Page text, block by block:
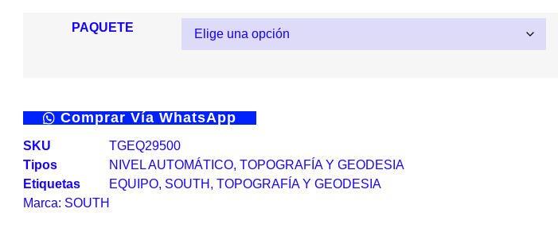
PAQUETE
Comprar Vía WhatsApp
SKU
TGEQ29500
Tipos
NIVEL AUTOMÁTICO, TOPOGRAFÍA Y GEODESIA
Etiquetas
EQUIPO, SOUTH , TOPOGRAFÍA Y GEODESIA
Marca: SOUTH